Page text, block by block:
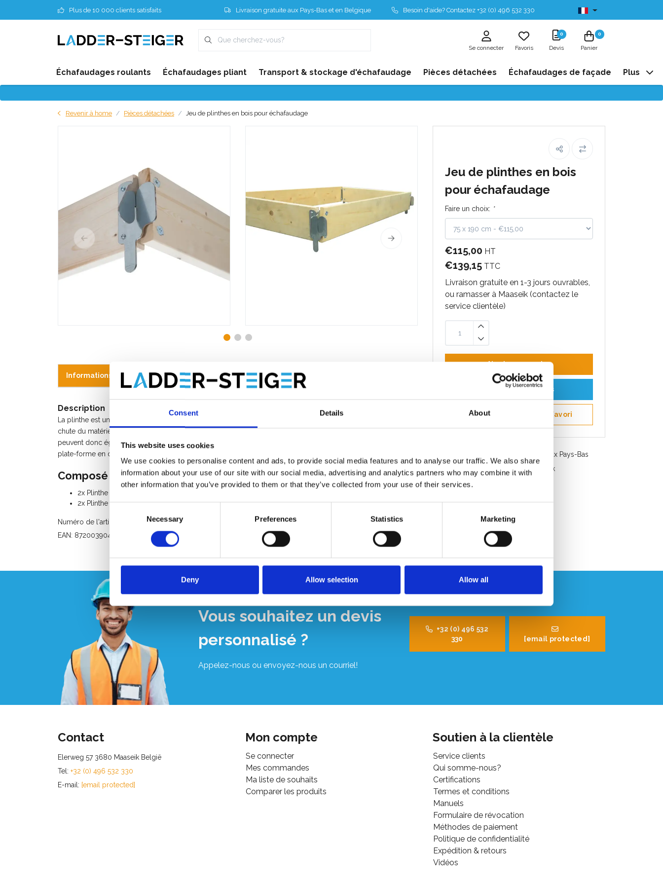
Consent Details About
This website uses cookies
We use cookies to personalise content and ads, to provide social media features and to analyse our traffic. We also share
information about your use of our site with our social media, advertising and analytics partners who may combine it with
other information that you’ve provided to them or that they’ve collected from your use of their services.
Necessary Preferences Statistics Marketing
Deny Allow selection Allow all
Plus de 10 000 clients satisfaits Livraison gratuite aux Pays-Bas et en Belgique Besoin d'aide? Contactez +32 (0) 496 532 330 Disponibles de stock
Se connecter Favoris
0
Devis
0
Panier
Échafaudages roulants Échafaudages pliant Transport & stockage d'échafaudage Pièces détachées Échafaudages de façade Plus
Revenir à home Pièces détachées Jeu de plinthes en bois pour échafaudage
Jeu de plinthes en bois
pour échafaudage
Faire un choix: *
€115,00 HT
€139,15 TTC
Livraison gratuite en 1-3 jours ouvrables,
ou ramasser à Maaseik (contactez le
service clientèle)
Ajouter au panier
Ajouter au devis
Enregistrer comme favori
Livraison gratuite en Belgique et aux Pays-Bas
Service rapide. Disponible en stock
Conseils professionnels
Informations sur le produit Produits similaires Évaluations
Description
La plinthe est un bord relevé qui est obligatoire sur chaque plate-forme de travail. Les plinthes évitent toute
chute du matériel présent sur la plate-forme. Les plinthes sont montées au moyen de supports de plinthe et
peuvent donc également être accouplées entre des échafaudages doubles. Ou encore être dépliées sur la
plate-forme en question. Les plinthes sont disponibles en bois et en aluminium.
Composé du kit:
2x Plinthe longue
2x Plinthe court
Numéro de l'article: 40220
EAN: 8720039044173
Vous souhaitez un devis
personnalisé ?
Appelez-nous ou envoyez-nous un courriel!
+32 (0) 496 532
330
[email protected]
Contact
Elerweg 57 3680 Maaseik België
Tel: +32 (0) 496 532 330
E-mail: [email protected]
Mon compte
Se connecter
Mes commandes
Ma liste de souhaits
Comparer les produits
Soutien à la clientèle
Service clients
Qui somme-nous?
Certifications
Termes et conditions
Manuels
Formulaire de révocation
Méthodes de paiement
Politique de confidentialité
Expédition & retours
Vidéos